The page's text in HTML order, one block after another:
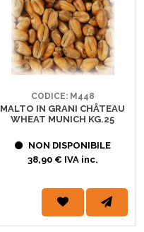
CODICE: M448
MALTO IN GRANI CHÂTEAU
WHEAT MUNICH KG.25
NON DISPONIBILE
38,90 € IVA inc.